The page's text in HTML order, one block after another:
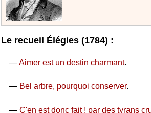
Le recueil Élégies (1784) :
—Aimer est un destin charmant.
— Bel arbre, pourquoi conserver.
— C'en est donc fait ! par des tyrans